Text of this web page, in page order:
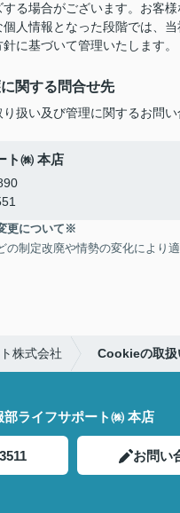
る場合がございます。お客様
人情報となった段階では、当
に基づいて管理いたします。
関する問合せ先
扱い及び管理に関するお問い
ト㈱ 本店
更について※
の制定改廃や情勢の変化により
株式会社 Cookieの取扱
部ライフサポート㈱ 本店
お問い